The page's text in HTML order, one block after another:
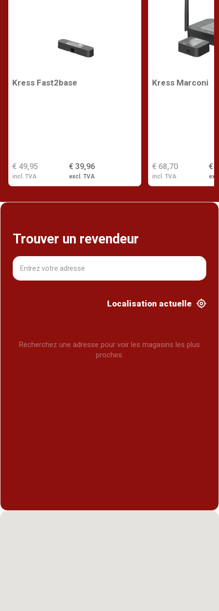
Kress Fast2base
€ 39,96
excl. TVA
€ 49,95
incl. TVA
Kress Marconi
€
€ 68,70
incl. TVA
Trouver un revendeur
Localisation actuelle
Recherchez une adresse pour voir les magasins les plus
proches.